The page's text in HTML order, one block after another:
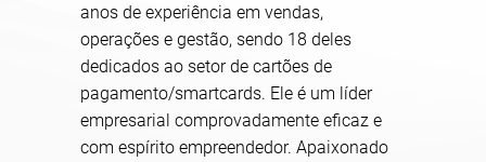
anos de experiência em vendas,
operações e gestão, sendo 18 deles
dedicados ao setor de cartões de
pagamento/smartcards. Ele é um líder
empresarial comprovadamente eficaz e
com espírito empreendedor. Apaixonado